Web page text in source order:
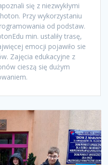
się z niezwykłymi
Przy wykorzystaniu
od podstaw.
min. ustaliły trasę,
emocji pojawiło sie
Zajęcia edukacyjne z
cieszą się dużym